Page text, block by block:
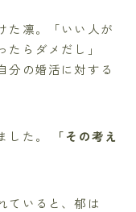
た凛。「いい人が
らダメだし」
分の婚活に対する
した。
「その考え
ていると、郁は